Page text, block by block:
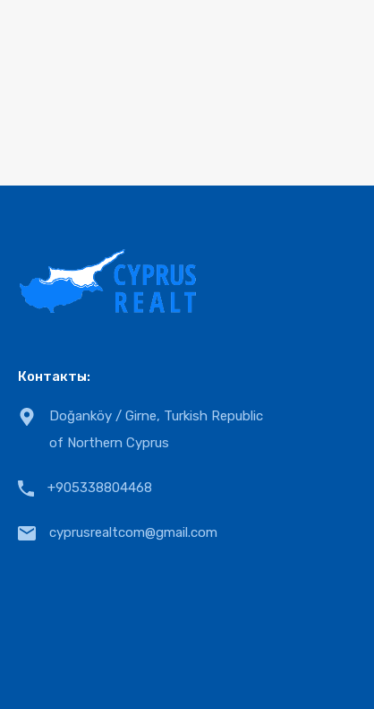
Контакты:
Doğanköy / Girne, Turkish Republic
of Northern Cyprus
+905338804468
cyprusrealtcom@gmail.com